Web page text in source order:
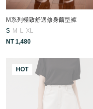
M系列極致舒適修身繭型褲
S M L XL
NT 1,480
HOT